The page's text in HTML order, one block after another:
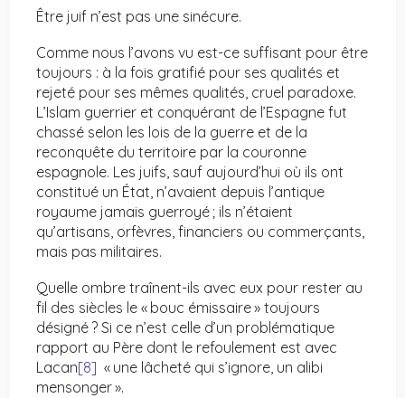
Être juif n’est pas une sinécure.
Comme nous l’avons vu est-ce suffisant pour être
toujours : à la fois gratifié pour ses qualités et
rejeté pour ses mêmes qualités, cruel paradoxe.
L’Islam guerrier et conquérant de l’Espagne fut
chassé selon les lois de la guerre et de la
reconquête du territoire par la couronne
espagnole. Les juifs, sauf aujourd’hui où ils ont
constitué un État, n’avaient depuis l’antique
royaume jamais guerroyé ; ils n’étaient
qu’artisans, orfèvres, financiers ou commerçants,
mais pas militaires.
Quelle ombre traînent-ils avec eux pour rester au
fil des siècles le « bouc émissaire » toujours
désigné ? Si ce n’est celle d’un problématique
rapport au Père dont le refoulement est avec
Lacan[8] « une lâcheté qui s’ignore, un alibi
mensonger ».